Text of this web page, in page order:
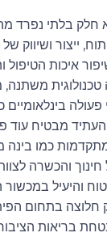
חלק בלתי נפרד
ייצור ושיווק של
איכות הטיפול
פעולה בינלאומיים
מבטיח עוד
כמו בינה
והכשרה
והיעיל
חלוצה בתחום
בריאות הציבור